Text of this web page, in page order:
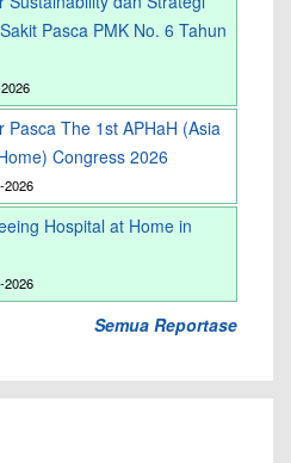
Pasca PMK No. 6 Tahun
Pasca The 1st APHaH (Asia
Congress 2026
2026
Hospital at Home in
2026
Semua Reportase